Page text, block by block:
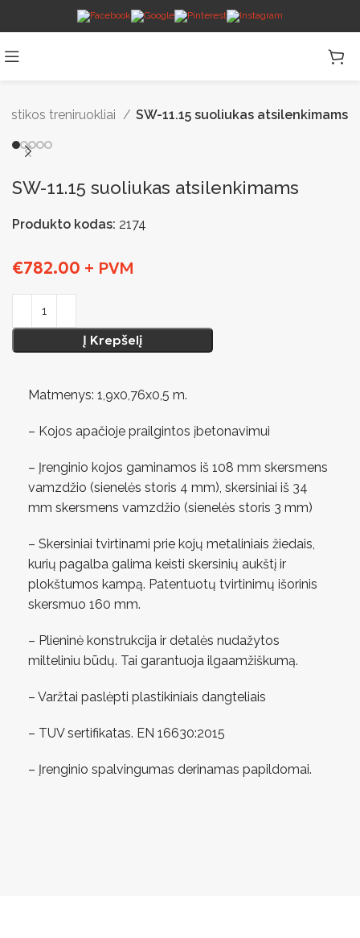
treniruokliai SW-11.15 suoliukas atsilenkimams
SW-11.15 suoliukas atsilenkimams
Produkto kodas: 2174
€782.00 + PVM
Į Krepšelį
Matmenys: 1,9х0,76х0,5 m.
– Kojos apačioje prailgintos įbetonavimui
– Įrenginio kojos gaminamos iš 108 mm skersmens
vamzdžio (sienelės storis 4 mm), skersiniai iš 34
mm skersmens vamzdžio (sienelės storis 3 mm)
– Skersiniai tvirtinami prie kojų metaliniais žiedais,
kurių pagalba galima keisti skersinių aukštį ir
plokštumos kampą. Patentuotų tvirtinimų išorinis
skersmuo 160 mm.
– Plieninė konstrukcija ir detalės nudažytos
milteliniu būdų. Tai garantuoja ilgaamžiškumą.
– Varžtai paslėpti plastikiniais dangteliais
– TUV sertifikatas. EN 16630:2015
– Įrenginio spalvingumas derinamas papildomai.